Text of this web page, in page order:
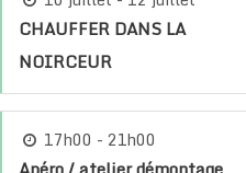
CHAUFFER DANS LA
NOIRCEUR
17h00 - 21h00